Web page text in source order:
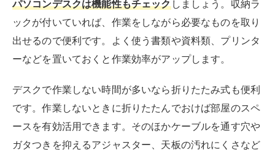
搬入や組み立ての手間も確認しておこう
意外に忘れがちなのは搬入や組み立ての手間です。パソ
通り抜けられるか確認しておきましょう。万一そのまま
搬入できないサイズを買ってしまっていた場合は、非常
に苦労したり買い直しになったりする場合があります。